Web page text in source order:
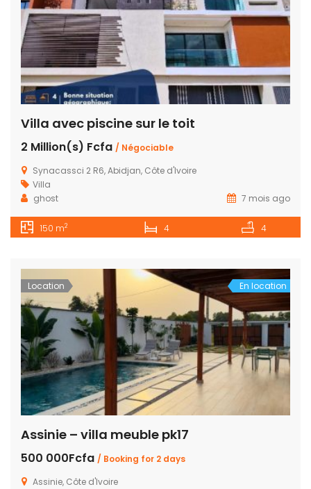
Villa avec piscine sur le toit
2 Million(s) Fcfa / Négociable
Synacassci 2 R6, Abidjan, Côte d'Ivoire
Villa
ghost
7 mois ago
150 m2 4 4
Location En location
Assinie – villa meuble pk17
500 000Fcfa / Booking for 2 days
Assinie, Côte d'Ivoire